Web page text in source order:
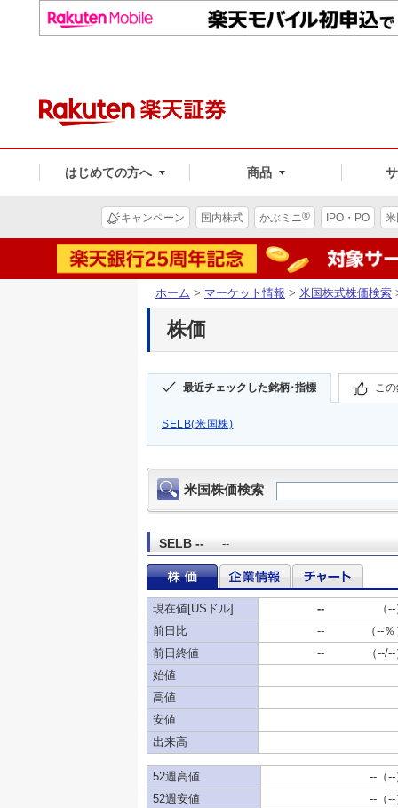
はじめての方へ 商品
キャンペーン 国内株式 かぶミニ® IPO・PO
ホーム > マーケット情報 > 米国株式株価検索
株価
最近チェックした銘柄･指標 こ
SELB(米国株)